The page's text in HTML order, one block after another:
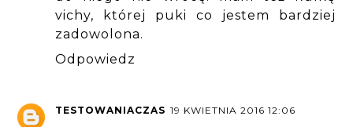
vichy, której puki co jestem bardziej
zadowolona.
Odpowiedz
TESTOWANIACZAS 19 KWIETNIA 2016 12:06